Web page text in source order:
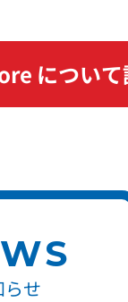
について
らせ